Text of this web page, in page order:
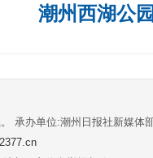
潮州西湖公
承办单位:潮州日报社新媒体